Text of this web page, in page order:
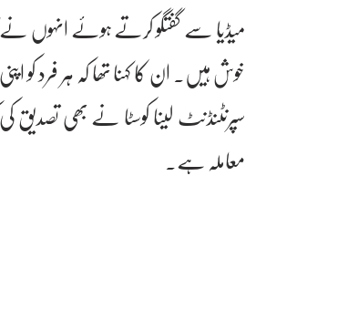
میڈیا سے گفتگو کرتے ہوئے انہوں نے
خوش ہیں۔ ان کا کہنا تھا کہ ہر
سپرنٹنڈنٹ لینا کوسٹا نے بھی تصدیق
معاملہ ہے۔